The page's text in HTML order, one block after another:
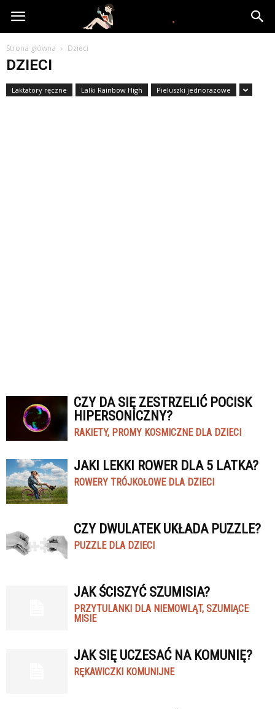
www.yooki.pl
Strona główna Dzieci
DZIECI
Laktatory ręczne Lalki Rainbow High Pieluszki jednorazowe
CZY DA SIĘ ZESTRZELIĆ POCISK
HIPERSONICZNY?
RAKIETY, PROMY KOSMICZNE DLA DZIECI
JAKI LEKKI ROWER DLA 5 LATKA?
ROWERY TRÓJKOŁOWE DLA DZIECI
CZY DWULATEK UKŁADA PUZZLE?
PUZZLE DLA DZIECI
JAK ŚCISZYĆ SZUMISIA?
PRZYTULANKI DLA NIEMOWLĄT, SZUMIĄCE
MISIE
JAK SIĘ UCZESAĆ NA KOMUNIĘ?
RĘKAWICZKI KOMUNIJNE